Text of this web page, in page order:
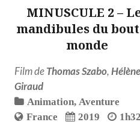
MINUSCULE 2 –
mandibules du
monde
Film deThomas Szabo,Hélène
Giraud
Animation, Aventure
France
2019
1h32